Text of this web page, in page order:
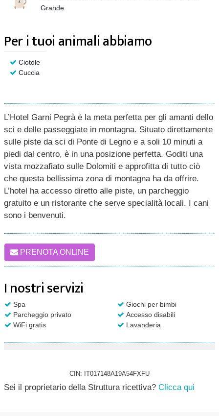
Grande
Per i tuoi animali abbiamo
Ciotole
Cuccia
L’Hotel Garni Pegrà è la meta perfetta per gli amanti dello
sci e delle passeggiate in montagna. Situato direttamente
sulle piste da sci di Ponte di Legno e a soli 10 minuti a
piedi dal centro, è in una posizione perfetta. Goditi una
vista mozzafiato sulle Dolomiti e approfitta di tutto ciò
che questa bellissima zona di montagna ha da offrire.
L’hotel ha accesso diretto alle piste, un parcheggio
gratuito e un ristorante che serve specialità locali. I cani
sono i benvenuti.
PRENOTA ONLINE
I nostri servizi
Spa
Giochi per bimbi
Parcheggio privato
Accesso disabili
WiFi gratis
Lavanderia
CIN: IT017148A19A54FXFU
Sei il proprietario della Struttura ricettiva? Clicca qui